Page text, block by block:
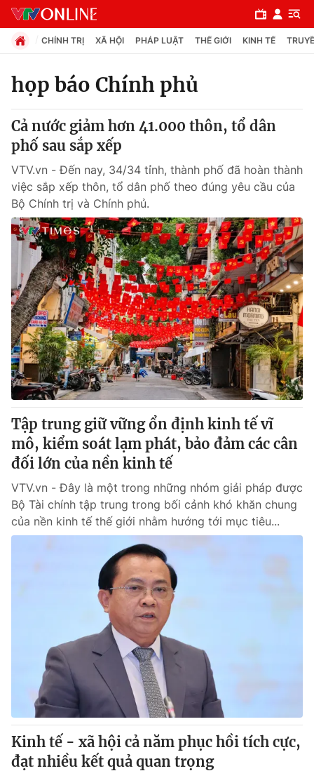
Chuyên mục
Chính trị
Xã hội
Pháp luật
Y tế
Thế giới
Tin tức
Thế giới đó đây
Câu chuyện quốc tế
Kinh tế
Tài chính
Thị trường
Góc doanh nghiệp
Dữ liệu và đời sống
Truyền hình
Phim VTV
Hậu trường
Nhân vật
Khán giả
Giải trí
Điện ảnh
Âm nhạc
Đời sống
Du lịch
Làm đẹp
Chất lượng cuộc sống
Hitech Công nghệ tương lai
Sản phẩm
Thị trường
Tư vấn
Giao lưu trực tuyến
Lịch phát sóng
Chuyên mục khác
Emagazine Podcast
CHÍNH TRỊ XÃ HỘI PHÁP LUẬT THẾ GIỚI KINH TẾ
họp báo Chính phủ
Cả nước giảm hơn 41.000 thôn, tổ dân
phố sau sắp xếp
VTV.vn - Đến nay, 34/34 tỉnh, thành phố đã hoàn thành
việc sắp xếp thôn, tổ dân phố theo đúng yêu cầu của
Bộ Chính trị và Chính phủ.
Tập trung giữ vững ổn định kinh tế vĩ
mô, kiểm soát lạm phát, bảo đảm các cân
đối lớn của nền kinh tế
VTV.vn - Đây là một trong những nhóm giải pháp được
Bộ Tài chính tập trung trong bối cảnh khó khăn chung
của nền kinh tế thế giới nhằm hướng tới mục tiêu...
Kinh tế - xã hội cả năm phục hồi tích cực,
đạt nhiều kết quả quan trọng